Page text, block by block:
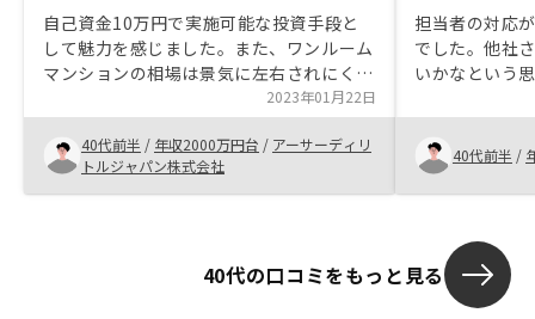
自己資金10万円で実施可能な投資手段と
して魅力を感じました。また、ワンルーム
マンションの相場は景気に左右されにくい
点もあるので、他の投資法と比べてもリス
クが低い点も魅力です。その中でも
Renosyはアプリで全ての案件を一元管理
できる点が魅力ですね。
2023年01月22日
40代前半 / 年収2000万円台 / アーサーディリ
トルジャパン株式会社
担当者の対応
でした。他社
いかなという
く、リスクが
て購入に踏み
40代前半 /
40代の口コミをもっと見る